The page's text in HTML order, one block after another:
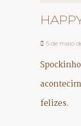
5 de maio
felizes.